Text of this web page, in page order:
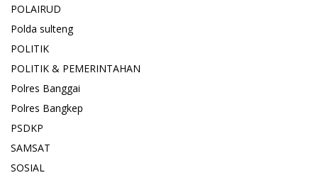
POLAIRUD
Polda sulteng
POLITIK
POLITIK & PEMERINTAHAN
Polres Banggai
Polres Bangkep
PSDKP
SAMSAT
SOSIAL